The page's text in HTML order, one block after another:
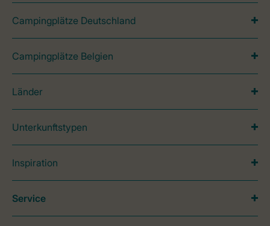
Campingplätze Deutschland
Campingplätze Belgien
Länder
Unterkunftstypen
Inspiration
Service